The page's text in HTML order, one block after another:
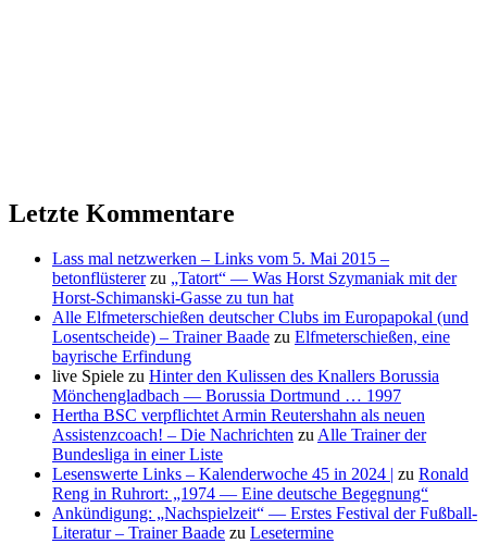
Letzte Kommentare
Lass mal netzwerken – Links vom 5. Mai 2015 –
betonflüstererzu „Tatort“ — Was Horst Szymaniak mit der
Horst-Schimanski-Gasse zu tun hat
Alle Elfmeterschießen deutscher Clubs im Europapokal (und
Losentscheide) – Trainer Baade zu Elfmeterschießen, eine
bayrische Erfindung
live Spiele zu Hinter den Kulissen des Knallers Borussia
Mönchengladbach — Borussia Dortmund … 1997
Hertha BSC verpflichtet Armin Reutershahn als neuen
Assistenzcoach! – Die Nachrichten zuAlle Trainer der
Bundesliga in einer Liste
Lesenswerte Links – Kalenderwoche 45 in 2024 | zu Ronald
Reng in Ruhrort: „1974 — Eine deutsche Begegnung“
Ankündigung: „Nachspielzeit“ — Erstes Festival der Fußball-
Literatur – Trainer Baade zu Lesetermine